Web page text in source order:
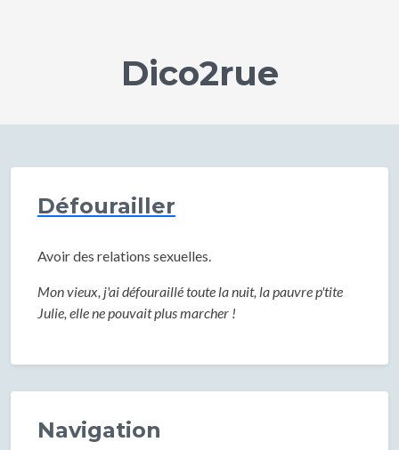
Dico2rue
Défourailler
Avoir des relations sexuelles.
Mon vieux, j'ai défouraillé toute la nuit, la pauvre p'tite
Julie, elle ne pouvait plus marcher !
Navigation